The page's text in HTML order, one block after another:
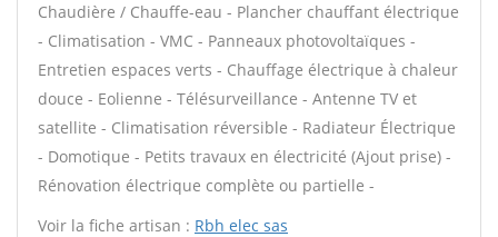
Chaudière / Chauffe-eau - Plancher chauffant électrique
- Climatisation - VMC - Panneaux photovoltaïques -
Entretien espaces verts - Chauffage électrique à chaleur
douce - Eolienne - Télésurveillance - Antenne TV et
satellite - Climatisation réversible - Radiateur Électrique
- Domotique - Petits travaux en électricité (Ajout prise) -
Rénovation électrique complète ou partielle -
Voir la fiche artisan : Rbh elec sas